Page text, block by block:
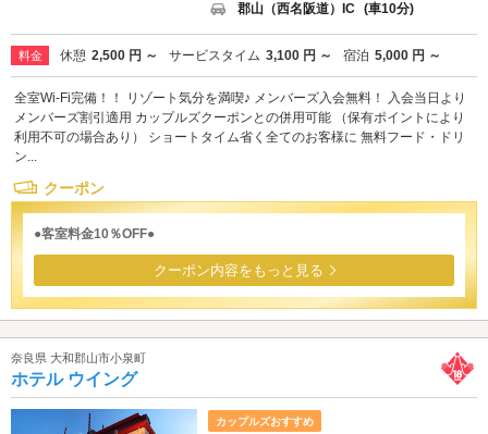
郡山（西名阪道）IC (車10分)
料金 休憩 2,500 円 ～ サービスタイム 3,100 円 ～ 宿泊 5,000 円 ～
全室Wi-Fi完備！！ リゾート気分を満喫♪ メンバーズ入会無料！ 入会当日より
メンバーズ割引適用 カップルズクーポンとの併用可能 （保有ポイントにより
利用不可の場合あり） ショートタイム省く全てのお客様に 無料フード・ドリ
ン...
クーポン
●客室料金10％OFF●
クーポン内容をもっと見る
奈良県 大和郡山市小泉町
ホテル ウイング
カップルズおすすめ